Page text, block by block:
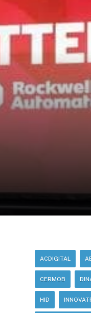
ACDIGITAL
CERMOB
HID